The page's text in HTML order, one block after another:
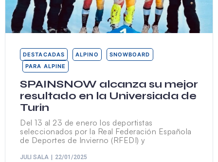
DESTACADAS ALPINO
SNOWBOARD
PARA ALPINE
SPAINSNOW alcanza su mejor
resultado en la Universiada de
Turin
Del 13 al 23 de enero los deportistas
seleccionados por la Real Federación Española
de Deportes de Invierno (RFEDI) y
JULI SALA 22/01/2025